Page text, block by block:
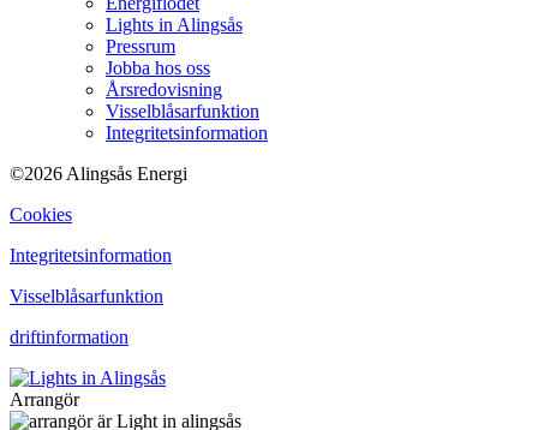
Lights in Alingsås
Pressrum
Jobba hos oss
Årsredovisning
Visselblåsarfunktion
Integritetsinformation
©2026 Alingsås Energi
Cookies
Integritetsinformation
Visselblåsarfunktion
driftinformation
Arrangör